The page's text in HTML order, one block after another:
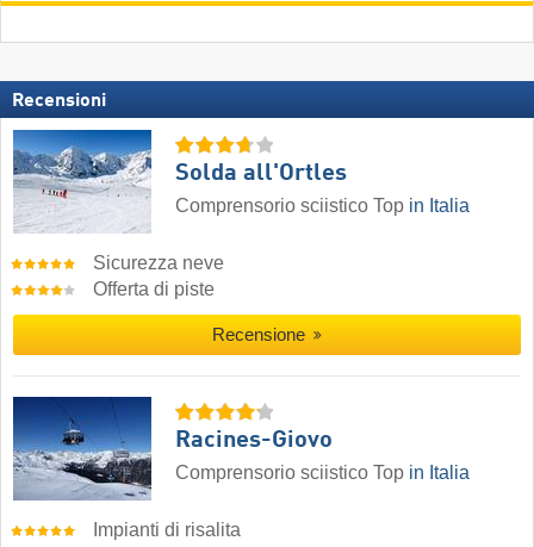
Recensioni
Solda all'Ortles
Comprensorio sciistico Top in Italia
Sicurezza neve
Offerta di piste
Recensione
Racines-Giovo
Comprensorio sciistico Top in Italia
Impianti di risalita